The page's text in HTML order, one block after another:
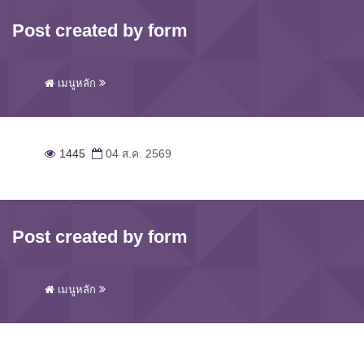
Post created by form
เมนูหลัก
1445 04 ส.ค. 2569
Post created by form
เมนูหลัก